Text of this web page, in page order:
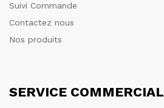
Suivi Commande
Contactez nous
Nos produits
SERVICE COMMERCIAL